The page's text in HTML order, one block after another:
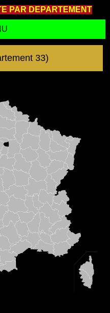
PAR DEPARTEMENT
33)